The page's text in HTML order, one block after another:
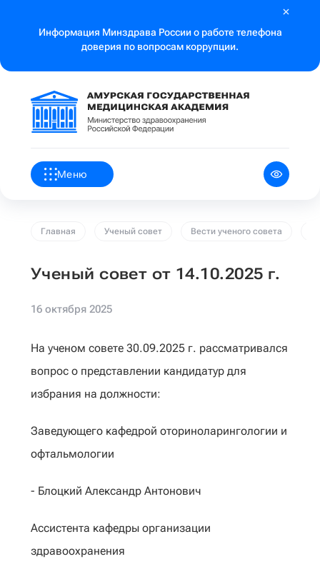
Информация Минздрава России о работе телефона
доверия по вопросам коррупции.
Меню
Главная Ученый совет Вести ученого совета
Ученый совет от 14.10.2025 г.
16 октября 2025
На ученом совете 30.09.2025 г. рассматривался
вопрос о представлении кандидатур для
избрания на должности:
Заведующего кафедрой оториноларингологии и
офтальмологии
- Блоцкий Александр Антонович
Ассистента кафедры организации
здравоохранения